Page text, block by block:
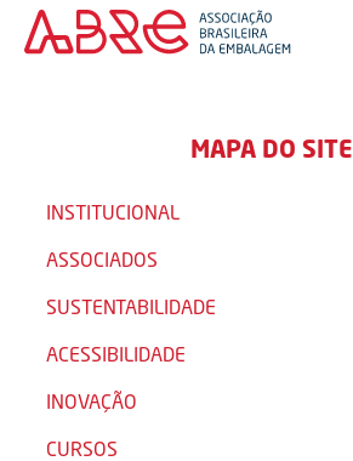
MAPA DO SITE
INSTITUCIONAL
ASSOCIADOS
SUSTENTABILIDADE
ACESSIBILIDADE
INOVAÇÃO
CURSOS